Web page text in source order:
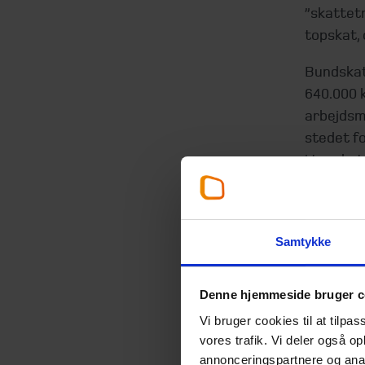
Samtykke
Denne hjemmeside bruger
Vi bruger cookies til at
vores trafik. Vi deler også
annonceringspartnere og
topskat,
640.000
stedet
i
som har